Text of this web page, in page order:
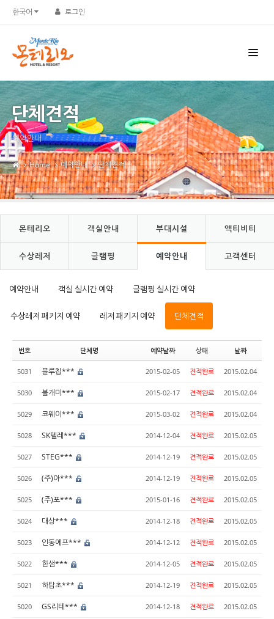
한국어 로그인
단체견적
예약안내
Home 예약안내 단체견적
몬테리오 객실안내 부대시설 액티비티
수상레저 글램핑 예약안내 고객센터
예약안내 객실 실시간 예약 글램핑 실시간 예약
수상레저 패키지 예약 레저 패키지 예약 단체견적
번호 단체명 예약날짜 상태 날짜
5031 블루칩*** 2015-02-05 견적완료 2015.02.04
5030 불개미*** 2015-02-17 견적완료 2015.02.04
5029 코웨이*** 2015-03-02 견적완료 2015.02.04
5028 SK텔레*** 2014-12-04 견적완료 2015.02.05
5027 STEG*** 2014-12-19 견적완료 2015.02.05
5026 (주)아*** 2014-12-19 견적완료 2015.02.05
5025 (주)포*** 2015-01-16 견적완료 2015.02.05
5024 대상*** 2014-12-18 견적완료 2015.02.05
5023 인동에프*** 2014-12-12 견적완료 2015.02.05
5022 한샘*** 2014-12-05 견적완료 2015.02.05
5021 하탑초*** 2014-12-19 견적완료 2015.02.05
5020 GS리테*** 2014-12-18 견적완료 2015.02.05
Sketchbook5, 스케치북5